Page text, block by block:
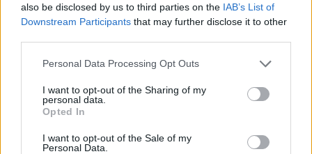
also be disclosed by us to third parties on the IAB’s List of
Downstream Participants that may further disclose it to other
Please note that this website/app uses one or more Google
not limited to your visit or usage behaviour. You may click to
grant or deny consent to Google and its third-party tags to
use your data for below specified purposes in below Google
consent section.
Personal Data Processing Opt Outs
I want to opt-out of the Sharing of my
personal data.
Opted In
I want to opt-out of the Sale of my
Personal Data.